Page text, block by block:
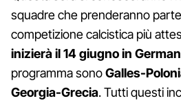
squadre che prenderanno
competizione calcistica più
inizierà il 14 giugno in
programma sonoGalles-
Georgia-Grecia. Tutti questi